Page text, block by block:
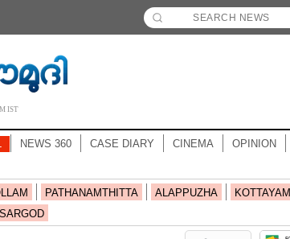
IST
NEWS 360 CASE DIARY CINEMA OPINION
PATHANAMTHITTA ALAPPUZHA KOTTAYAM